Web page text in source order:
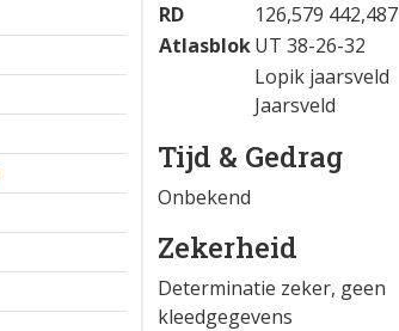
RD
126,579 442,487
AtlasblokUT 38-26-32
Lopik jaarsveld
Jaarsveld
Tijd & Gedrag
Onbekend
Zekerheid
Determinatie zeker, geen
kleedgegevens